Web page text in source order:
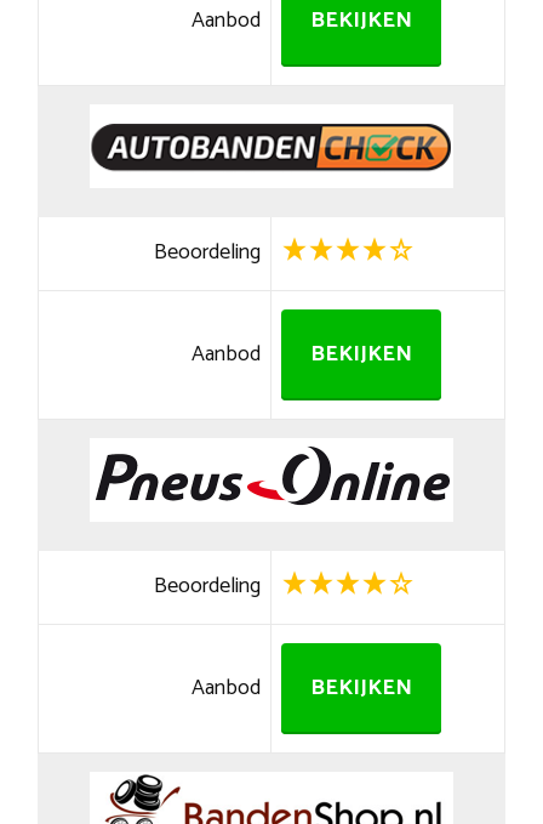
Aanbod BEKIJKEN
Beoordeling
Aanbod BEKIJKEN
Beoordeling
Aanbod BEKIJKEN